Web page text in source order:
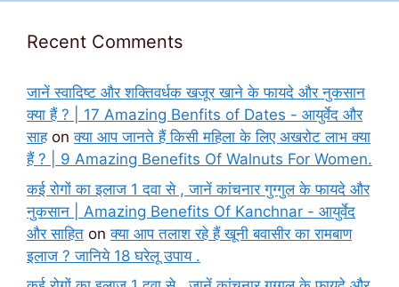
Recent Comments
जानें स्वादिष्ट और शक्तिवर्धक खजूर खाने के फायदे और नुकसान
क्या हैं ? | 17 Amazing Benfits of Dates - आयुर्वेद और
साहonक्या आप जानते हैं किसी महिला के लिए अखरोट लाभ क्या
हैं ? | 9 Amazing Benefits Of Walnuts For Women.
कई रोगों का इलाज 1 दवा से , जानें कांचनार गुग्गुल के फायदे और
नुकसान | Amazing Benefits Of Kanchnar - आयुर्वेद
और साहित onक्या आप तलाश रहे हैं खूनी बवासीर का रामबाण
इलाज ? जानिये 18 घरेलू उपाय .